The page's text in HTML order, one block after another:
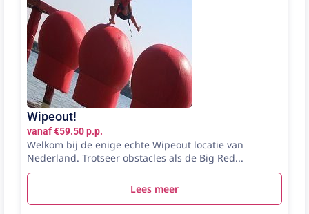
Wipeout!
vanaf €59.50 p.p.
Welkom bij de enige echte Wipeout locatie van
Nederland. Trotseer obstacles als de Big Red...
Lees meer